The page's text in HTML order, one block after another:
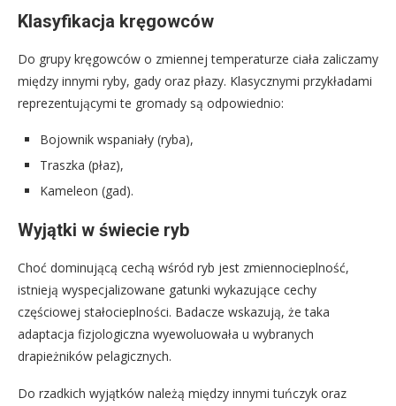
Klasyfikacja kręgowców
Do grupy kręgowców o zmiennej temperaturze ciała zaliczamy
między innymi ryby, gady oraz płazy. Klasycznymi przykładami
reprezentującymi te gromady są odpowiednio:
Bojownik wspaniały (ryba),
Traszka (płaz),
Kameleon (gad).
Wyjątki w świecie ryb
Choć dominującą cechą wśród ryb jest zmiennocieplność,
istnieją wyspecjalizowane gatunki wykazujące cechy
częściowej stałocieplności. Badacze wskazują, że taka
adaptacja fizjologiczna wyewoluowała u wybranych
drapieżników pelagicznych.
Do rzadkich wyjątków należą między innymi tuńczyk oraz